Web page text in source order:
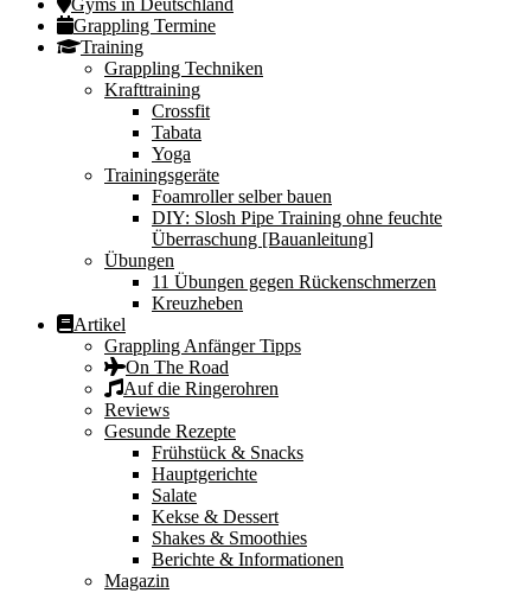
Grappling Termine
Training
Grappling Techniken
Krafttraining
Crossfit
Tabata
Yoga
Trainingsgeräte
Foamroller selber bauen
DIY: Slosh Pipe Training ohne feuchte
Überraschung [Bauanleitung]
Übungen
11 Übungen gegen Rückenschmerzen
Kreuzheben
Artikel
Grappling Anfänger Tipps
On The Road
Auf die Ringerohren
Reviews
Gesunde Rezepte
Frühstück & Snacks
Hauptgerichte
Salate
Kekse & Dessert
Shakes & Smoothies
Berichte & Informationen
Magazin